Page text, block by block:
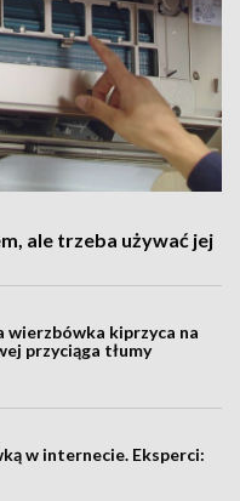
ale trzeba używać jej
wierzbówka kiprzyca na
przyciąga tłumy
w internecie. Eksperci: